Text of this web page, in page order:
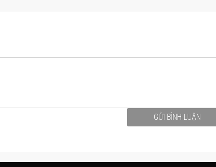
GỬI BÌNH LUẬN